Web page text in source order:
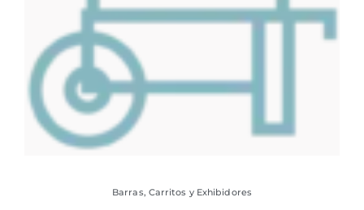
Barras, Carritos y Exhibidores